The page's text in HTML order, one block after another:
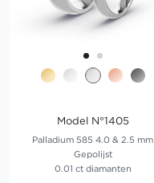
Model N°1405
Palladium 585 4.0 & 2.5 mm
Gepolijst
0.01 ct diamanten